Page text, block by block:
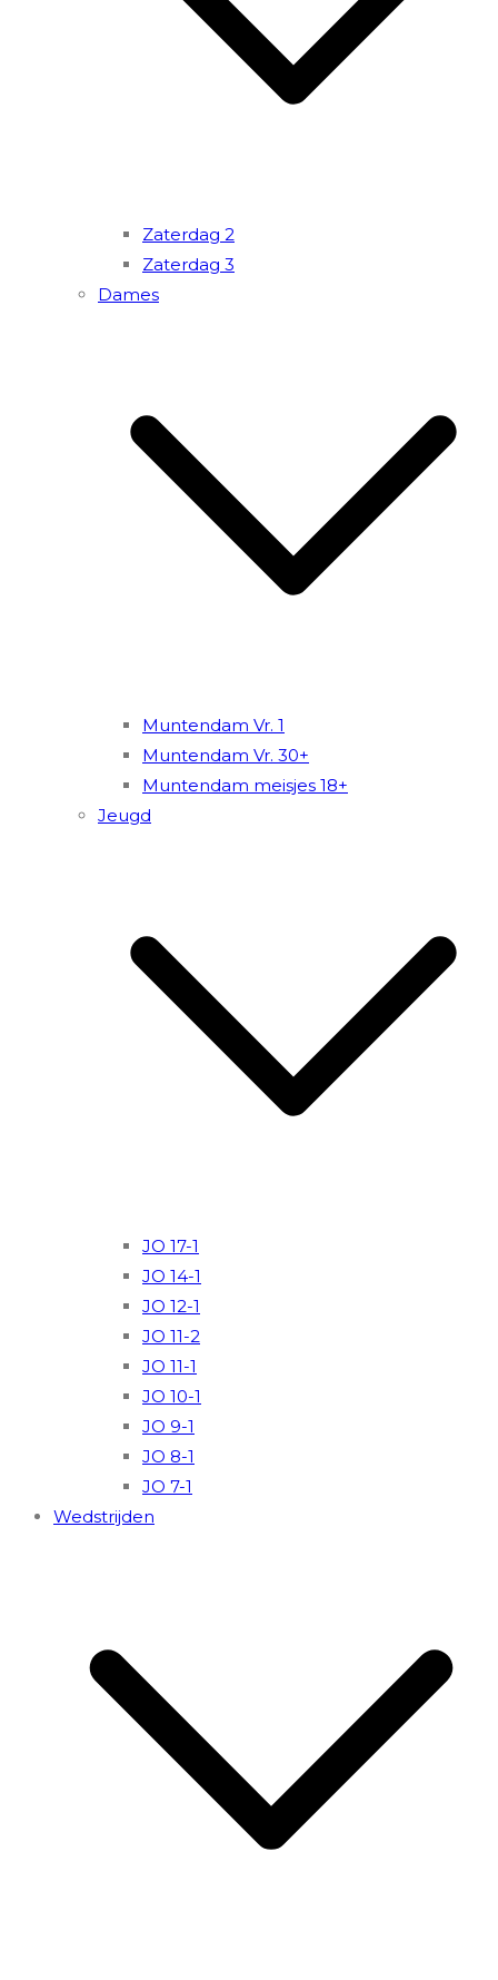
Zaterdag 2
Zaterdag 3
Dames
Muntendam Vr. 1
Muntendam Vr. 30+
Muntendam meisjes 18+
Jeugd
JO 17-1
JO 14-1
JO 12-1
JO 11-2
JO 11-1
JO 10-1
JO 9-1
JO 8-1
JO 7-1
Wedstrijden